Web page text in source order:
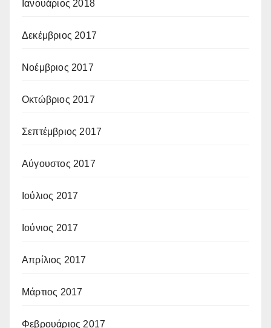
Ιανουάριος 2018
Δεκέμβριος 2017
Νοέμβριος 2017
Οκτώβριος 2017
Σεπτέμβριος 2017
Αύγουστος 2017
Ιούλιος 2017
Ιούνιος 2017
Απρίλιος 2017
Μάρτιος 2017
Φεβρουάριος 2017